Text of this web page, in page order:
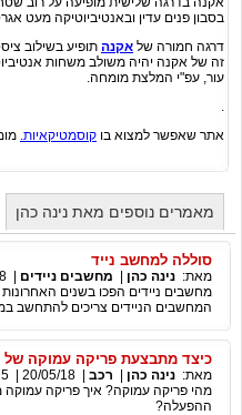
בסבון פנים עדין ובאנטיביוטיקה מעט
דרגה חמורה של אקנה תופיע בשילוב
זה של אקנה יהיה משולב משחות
עור, עפ"י המלצת מומחה.
.
אתר שאפשר למצוא בו קוסמטיקאיות.
מאמרים נוספים מאת נינה כהן
סוללה למחשב נייד
מאת: נינה כהן מחשבים ניידים
מחשבים ניידים הפכו בשנים
המחשבים הניידים צריכים להתחשב
כיצד מתבצעת פריקה עמוקה
מאת: נינה כהן רכב 20/05/18
מהי פריקה עמוקה? איך פריקה
ההפעלה?